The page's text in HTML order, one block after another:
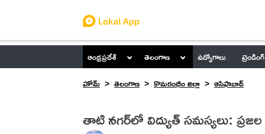
ఆంధ్రప్రదేశ్ తెలంగాణ ఉద్యోగాలు
ట్రెండింగ్
హోమ్
తెలంగాణ కొమరంభీం జిల్లా ఆసిఫాబాద్
తాటి నగర్‌లో విద్యుత్ సమస్యలు: